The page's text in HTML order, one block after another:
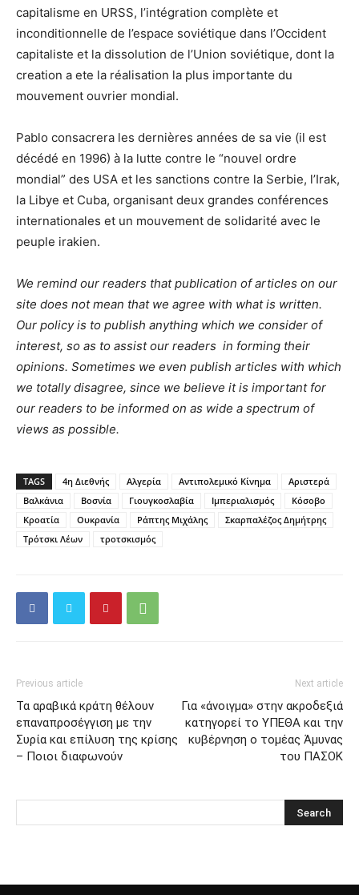
capitalisme en URSS, l’intégration complète et
inconditionnelle de l’espace soviétique dans l’Occident
capitaliste et la dissolution de l’Union soviétique, dont la
creation a ete la réalisation la plus importante du
mouvement ouvrier mondial.
Pablo consacrera les dernières années de sa vie (il est
décédé en 1996) à la lutte contre le “nouvel ordre
mondial” des USA et les sanctions contre la Serbie, l’Irak,
la Libye et Cuba, organisant deux grandes conférences
internationales et un mouvement de solidarité avec le
peuple irakien.
We remind our readers that publication of articles on our
site does not mean that we agree with what is written.
Our policy is to publish anything which we consider of
interest, so as to assist our readers in forming their
opinions. Sometimes we even publish articles with which
we totally disagree, since we believe it is important for
our readers to be informed on as wide a spectrum of
views as possible.
TAGS 4η Διεθνής Αλγερία Αντιπολεμικό Κίνημα
Αριστερά
Βαλκάνια
Βοσνία Γιουγκοσλαβία Ιμπεριαλισμός
Κόσοβο
Κροατία
Ουκρανία Ράπτης Μιχάλης
Σκαρπαλέζος Δημήτρης
Τρότσκι Λέων
τροτσκισμός
Previous article
Τα αραβικά κράτη θέλουν
επαναπροσέγγιση με την
Συρία και επίλυση της κρίσης
– Ποιοι διαφωνούν
Next article
Για «άνοιγμα» στην ακροδεξιά
κατηγορεί το ΥΠΕΘΑ και την
κυβέρνηση ο τομέας Άμυνας
του ΠΑΣΟΚ